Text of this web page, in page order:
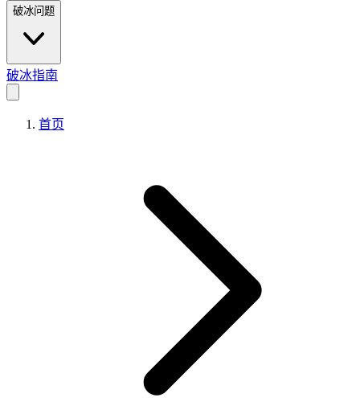
破冰问题
破冰指南
首页